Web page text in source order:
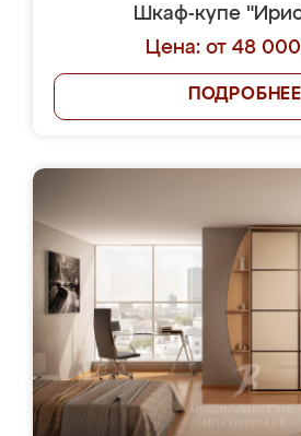
Шкаф-купе
Цена: от 48
ПОДРОБНЕЕ